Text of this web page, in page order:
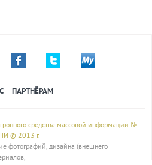
ПАРТНЁРАМ
средства массовой информации №
© 2013 г.
фотографий, дизайна (внешнего